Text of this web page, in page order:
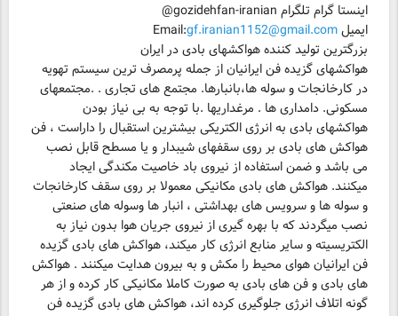
اینستا گرام تلگرام gozidehfan-iranian@
ایمیل Email:gf.iranian1152@gmail.com
بزرگترین تولید کننده هواکشهای بادی در ایران
هواکشهای گزیده فن ایرانیان از جمله پرمصرف ترین سیستم تهویه
در کارخانجات و سوله ها،بانبارها. مجتمع های تجاری . .مجتمعهای
مسکونی. دامداری ها . مرغداریها .با توجه به بی نیاز بودن
هواکشهای بادی به انرژی الکتریکی بیشترین استقبال را داراست ، فن
هواکش های بادی بر روی سقفهای شیبدار و یا مسطح قابل نصب
می باشد و ضمن استفاده از نیروی باد خاصیت مکندگی ایجاد
میکنند. هواکش های بادی مکانیکی معمولا بر روی سقف کارخانجات
و سوله ها و سرویس های بهداشتی ، انبار ها وسوله های صنعتی
نصب میگردند که با بهره گیری از نیروی جریان هوا بدون نیاز به
الکتریسیته و سایر منابع انرژی کار میکند، هواکش های بادی گزیده
فن ایرانیان هوای محیط را مکش و به بیرون هدایت میکنند . هواکش
های بادی و فن های بادی به صورت کاملا مکانیکی کار کرده و از هر
گونه اتلاف انرژی جلوگیری کرده اند، هواکش های بادی گزیده فن